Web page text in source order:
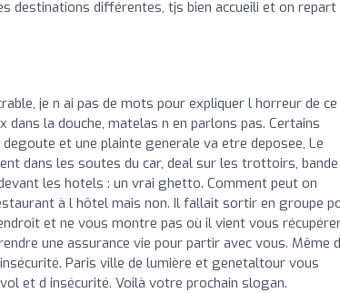
destinations différentes, tjs bien accueili et on repart
je n ai pas de mots pour expliquer l horreur de
dans la douche, matelas n en parlons pas. Certains
et une plainte generale va etre deposee, Le
dans les soutes du car, deal sur les trottoirs, bande
les hotels : un vrai ghetto. Comment peut on
à l hôtel mais non. Il fallait sortir en groupe
et ne vous montre pas où il vient vous
une assurance vie pour partir avec vous. Même
Paris ville de lumière et genetaltour vous
et d insécurité. Voilà votre prochain slogan.